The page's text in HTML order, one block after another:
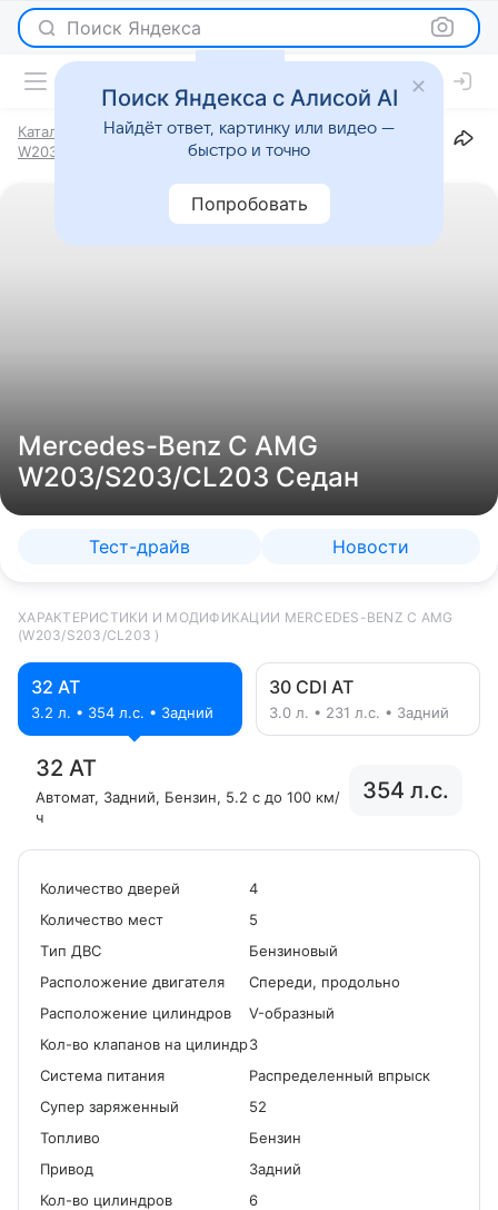
Поиск Яндекса
Каталог Марки Mercedes-Benz
C AMG
W203/S203/CL203
Седан
Mercedes-Benz C AMG
W203/S203/CL203 Седан
Тест-драйв Новости
ХАРАКТЕРИСТИКИ И МОДИФИКАЦИИ MERCEDES-BENZ C AMG
(W203/S203/CL203 )
32 AT
3.2 л. • 354 л.с. • Задний
30 CDI AT
3.0 л. • 231 л.с. • Задний
32 AT
Автомат, Задний, Бензин, 5.2 с до 100 км/
ч
354 л.с.
Количество дверей
4
Количество мест
5
Tип ДВС
Бензиновый
Расположение двигателя
Спереди, продольно
Расположение цилиндров
V-образный
Кол-во клапанов на цилиндр3
Система питания
Распределенный впрыск
Cупер заряженный
52
Топливо
Бензин
Привод
Задний
Кол-во цилиндров
6
Поиск Яндекса с Алисой AI
Найдёт ответ, картинку или видео —
быстро и точно
Попробовать